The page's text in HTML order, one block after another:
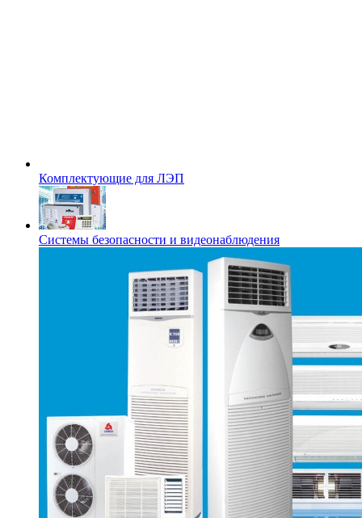
Комплектующие для ЛЭП
Системы безопасности и видеонаблюдения